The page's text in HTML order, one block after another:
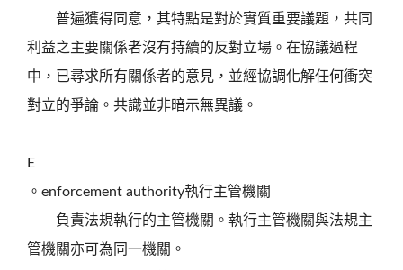
普遍獲得同意，其特點是對於實質重要議題，共同
利益之主要關係者沒有持續的反對立場。在協議過程
中，已尋求所有關係者的意見，並經協調化解任何衝突
對立的爭論。共識並非暗示無異議。
E
。enforcement authority執行主管機關
負責法規執行的主管機關。執行主管機關與法規主
管機關亦可為同一機關。